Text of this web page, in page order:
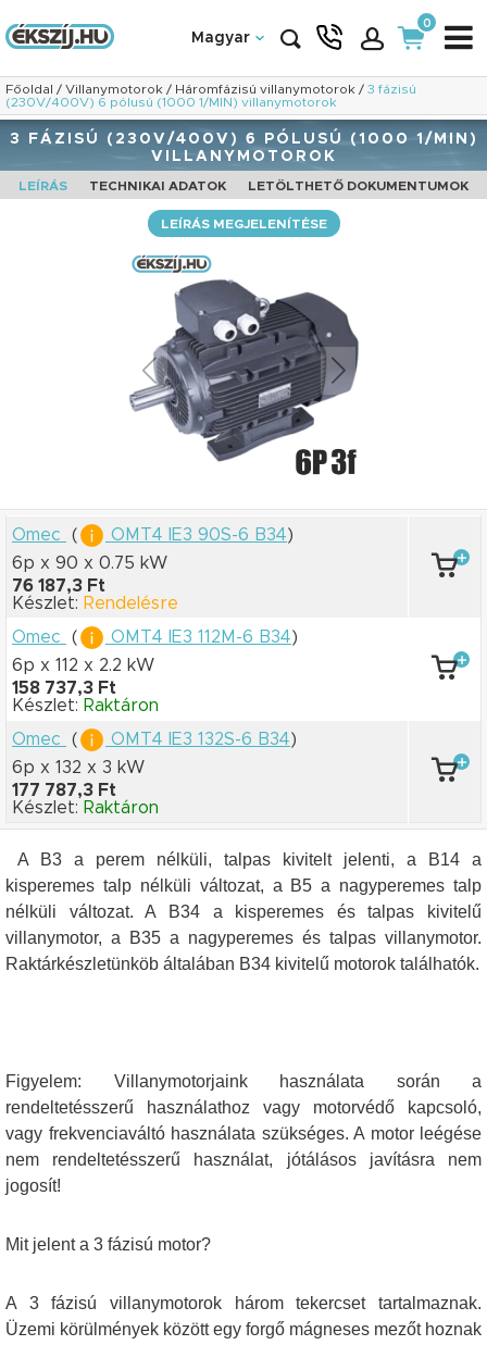
Magyar
0
Főoldal / Villanymotorok / Háromfázisú villanymotorok / 3 fázisú
(230V/400V) 6 pólusú (1000 1/MIN) villanymotorok
3 FÁZISÚ (230V/400V) 6 PÓLUSÚ (1000 1/MIN)
VILLANYMOTOROK
LEÍRÁS TECHNIKAI ADATOK LETÖLTHETŐ DOKUMENTUMOK
LEÍRÁS MEGJELENÍTÉSE
Omec ( OMT4 IE3 90S-6 B34)
6p x 90 x 0.75 kW
76 187,3 Ft
Készlet: Rendelésre
Omec
( OMT4 IE3 112M-6 B34)
6p x 112 x 2.2 kW
158 737,3 Ft
Készlet: Raktáron
Omec
( OMT4 IE3 132S-6 B34)
6p x 132 x 3 kW
177 787,3 Ft
Készlet: Raktáron
A B3 a perem nélküli, talpas kivitelt jelenti, a B14 a
kisperemes talp nélküli változat, a B5 a nagyperemes talp
nélküli változat. A B34 a kisperemes és talpas kivitelű
villanymotor, a B35 a nagyperemes és talpas villanymotor.
Raktárkészletünköb általában B34 kivitelű motorok találhatók.
Figyelem: Villanymotorjaink használata során a
rendeltetésszerű használathoz vagy motorvédő kapcsoló,
vagy frekvenciaváltó használata szükséges. A motor leégése
nem rendeltetésszerű használat, jótálásos javításra nem
jogosít!
Mit jelent a 3 fázisú motor?
A 3 fázisú villanymotorok három tekercset tartalmaznak.
Üzemi körülmények között egy forgő mágneses mezőt hoznak